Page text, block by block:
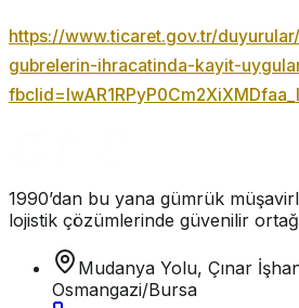
https://www.ticaret.gov.tr/
gubrelerin-ihracatinda-kayit-
1990’dan bu yana gümrük
lojistik çözümlerinde güvenilir
Mudanya Yolu, Çınar
Osmangazi/Bursa